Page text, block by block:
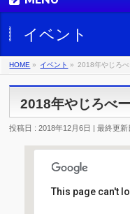
イベント
HOME » イベント » 2018年やじろ
2018年やじろべ
投稿日 : 2018年12月6日 最終更新
This page can't